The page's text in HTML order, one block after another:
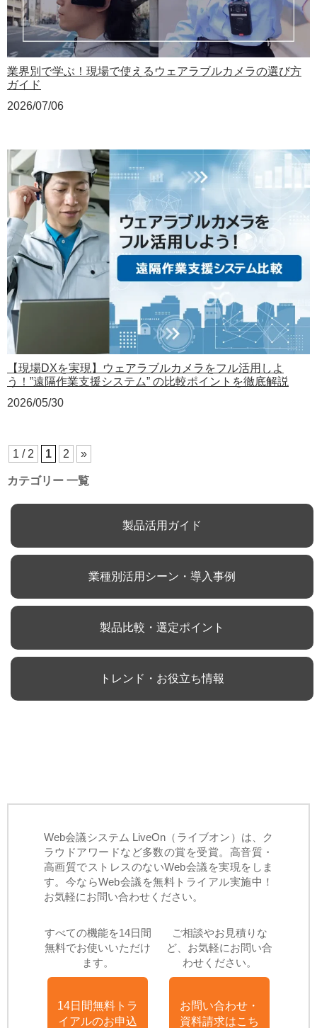
業界別で学ぶ！現場で使えるウェアラブルカメラの選び方
ガイド
2026/07/06
【現場DXを実現】ウェアラブルカメラをフル活用しよ
う！”遠隔作業支援システム” の比較ポイントを徹底解説
2026/05/30
1 / 2 1 2 »
カテゴリー 一覧
製品活用ガイド
業種別活用シーン・導入事例
製品比較・選定ポイント
トレンド・お役立ち情報
Web会議システム LiveOn（ライブオン）は、ク
ラウドアワードなど多数の賞を受賞。高音質・
高画質でストレスのないWeb会議を実現をしま
す。今ならWeb会議を無料トライアル実施中！
お気軽にお問い合わせください。
すべての機能を14日間
無料でお使いいただけ
ます。
14日間無料トラ
イアルのお申込
ご相談やお見積りな
ど、お気軽にお問い合
わせください。
お問い合わせ・
資料請求はこち